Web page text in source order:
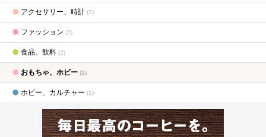
アクセサリー、時計 (2)
ファッション (2)
食品、飲料 (2)
おもちゃ、ホビー (1)
ホビー、カルチャー (1)